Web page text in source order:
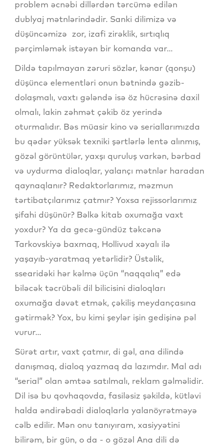
problem əcnəbi dillərdən tərcümə edilən
dublyaj mətnlərindədir. Sanki dilimizə və
düşüncəmizə zor, izafi zirəklik, sırtıqlıq
pərçimləmək istəyən bir komanda var...
Dildə tapılmayan zəruri sözlər, kənar (qonşu)
düşüncə elementləri onun bətnində gəzib-
dolaşmalı, vaxtı gələndə isə öz hücrəsinə daxil
olmalı, lakin zəhmət çəkib öz yerində
oturmalıdır. Bəs müasir kino və seriallarımızda
bu qədər yüksək texniki şərtlərlə lentə alınmış,
gözəl görüntülər, yaxşı quruluş varkən, bərbad
və uydurma dialoqlar, yalançı mətnlər haradan
qaynaqlanır? Redaktorlarımız, məzmun
tərtibatçılarımız çatmır? Yoxsa rejissorlarımız
şifahi düşünür? Bəlkə kitab oxumağa vaxt
yoxdur? Ya da gecə-gündüz təkcənə
Tarkovskiyə baxmaq, Hollivud xəyalı ilə
yaşayıb-yaratmaq yetərlidir? Üstəlik,
ssearidəki hər kəlmə üçün “naqqalıq” edə
biləcək təcrübəli dil bilicisini dialoqları
oxumağa dəvət etmək, çəkiliş meydançasına
gətirmək? Yox, bu kimi şeylər işin gedişinə pəl
vurur...
Sürət artır, vaxt çatmır, di gəl, ana dilində
danışmaq, dialoq yazmaq da lazımdır. Mal adı
“serial” olan əmtəə satılmalı, reklam gəlməlidir.
Dil isə bu qovhaqovda, fasiləsiz şəkildə, kütləvi
halda əndirəbadi dialoqlarla yalanöyrətməyə
cəlb edilir. Mən onu tanıyıram, xasiyyətini
bilirəm, bir gün, o da - o gözəl Ana dili də